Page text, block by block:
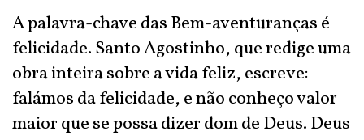
A palavra-chave das Bem-aventuranças é
felicidade. Santo Agostinho, que redige uma
obra inteira sobre a vida feliz, escreve:
falámos da felicidade, e não conheço valor
maior que se possa dizer dom de Deus. Deus